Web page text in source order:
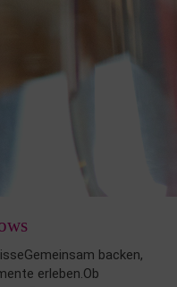
backen,
erleben.Ob